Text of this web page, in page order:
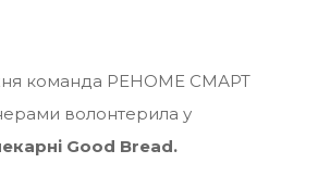
команда РЕНОМЕ СМАРТ
волонтерила у
Good Bread.